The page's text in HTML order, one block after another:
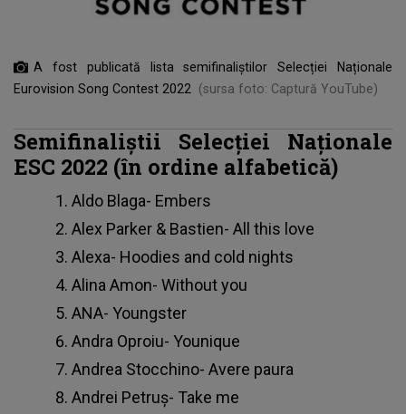
A fost publicată lista semifinaliștilor Selecției Naționale
Eurovision Song Contest 2022 (sursa foto: Captură YouTube)
Semifinaliştii Selecţiei Naţionale
ESC 2022 (în ordine alfabetică)
Aldo Blaga- Embers
Alex Parker & Bastien- All this love
Alexa- Hoodies and cold nights
Alina Amon- Without you
ANA- Youngster
Andra Oproiu- Younique
Andrea Stocchino- Avere paura
Andrei Petruş- Take me